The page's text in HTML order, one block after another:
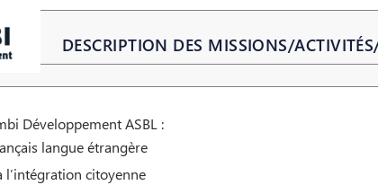
DESCRIPTION DES MISSIONS/
Développement ASBL :
langue étrangère
l’intégration citoyenne